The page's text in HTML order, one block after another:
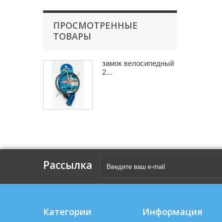
ПРОСМОТРЕННЫЕ
ТОВАРЫ
замок велосипедный
2...
Рассылка
Категории Информация